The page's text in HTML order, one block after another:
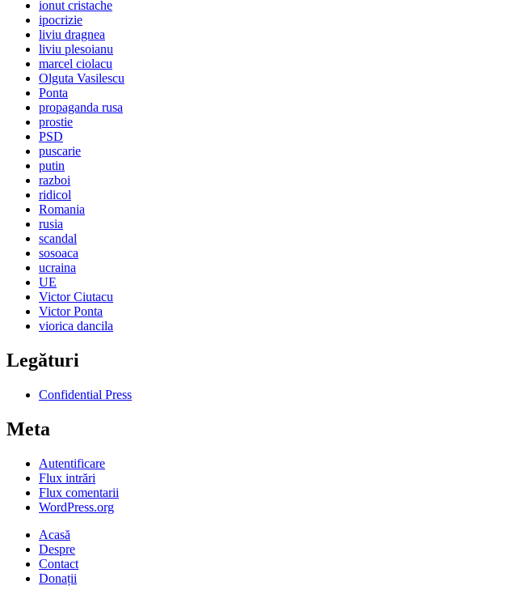
ionut cristache
ipocrizie
liviu dragnea
liviu plesoianu
marcel ciolacu
Olguta Vasilescu
Ponta
propaganda rusa
prostie
PSD
puscarie
putin
razboi
ridicol
Romania
rusia
scandal
sosoaca
ucraina
UE
Victor Ciutacu
Victor Ponta
viorica dancila
Legături
Confidential Press
Meta
Autentificare
Flux intrări
Flux comentarii
WordPress.org
Acasă
Despre
Contact
Donații